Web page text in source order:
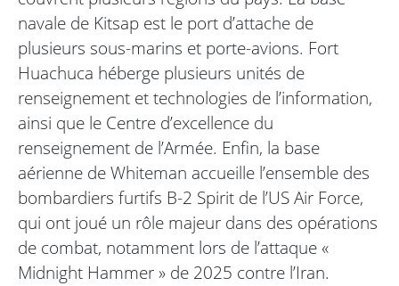
navale de Kitsap est le port d’attache de
plusieurs sous-marins et porte-avions. Fort
Huachuca héberge plusieurs unités de
renseignement et technologies de l’information,
ainsi que le Centre d’excellence du
renseignement de l’Armée. Enfin, la base
aérienne de Whiteman accueille l’ensemble des
bombardiers furtifs B-2 Spirit de l’US Air Force,
qui ont joué un rôle majeur dans des opérations
de combat, notamment lors de l’attaque «
Midnight Hammer » de 2025 contre l’Iran.